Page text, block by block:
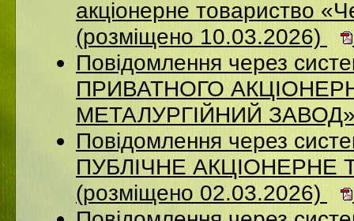
акціонерне товариство
(розміщено 10.03.2026)
Повідомлення через
ПРИВАТНОГО
МЕТАЛУРГІЙНИЙ ЗАВОД»
Повідомлення через
ПУБЛІЧНЕ
(розміщено 02.03.2026)